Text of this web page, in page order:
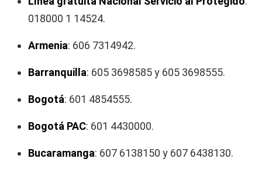
018000 1 14524.
Armenia: 606 7314942.
Barranquilla: 605 3698585 y 605 3698555.
Bogotá: 601 4854555.
Bogotá PAC: 601 4430000.
Bucaramanga: 607 6138150 y 607 6438130.